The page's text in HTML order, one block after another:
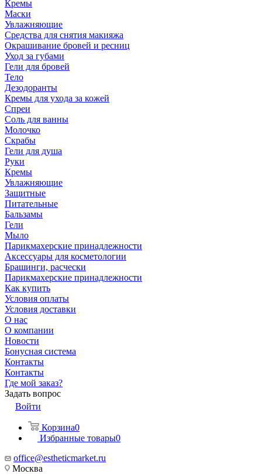
Кремы
Маски
Увлажняющие
Средства для снятия макияжа
Окрашивание бровей и ресниц
Уход за губами
Гели для бровей
Тело
Дезодоранты
Кремы для ухода за кожей
Спреи
Соль для ванны
Молочко
Скрабы
Гели для душа
Руки
Кремы
Увлажняющие
Защитные
Питательные
Бальзамы
Гели
Мыло
Парикмахерские принадлежности
Аксессуары для косметологии
Брашинги, расчески
Парикмахерские принадлежности
Как купить
Условия оплаты
Условия доставки
О нас
О компании
Новости
Бонусная система
Контакты
Контакты
Где мой заказ?
Задать вопрос
Войти
Корзина0
Избранные товары0
office@estheticmarket.ru
Москва